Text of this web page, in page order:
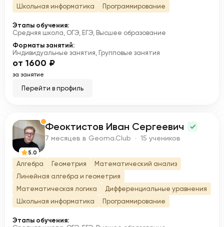
Школьная информатика
Программирование
Этапы обучения:
Средняя школа, ОГЭ, ЕГЭ, Высшее образование
Форматы занятий:
Индивидуальные занятия, Групповые занятия
от 1600 ₽
за занятие
Перейти в профиль
Ф
5.0
Феоктистов Иван Сергеевич
7 месяцев в Geoma.Club · 15 учеников
Алгебра Геометрия
Математический анализ
Линейная алгебра и геометрия
Математическая логика
Дифференциальные уравнения
Школьная информатика
Программирование
Этапы обучения: